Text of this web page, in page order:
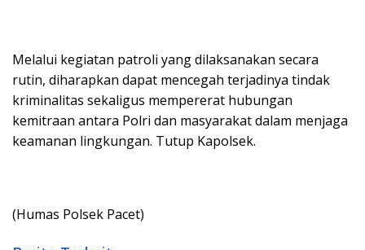
Melalui kegiatan patroli yang dilaksanakan secara
rutin, diharapkan dapat mencegah terjadinya tindak
kriminalitas sekaligus mempererat hubungan
kemitraan antara Polri dan masyarakat dalam menjaga
keamanan lingkungan. Tutup Kapolsek.
(Humas Polsek Pacet)